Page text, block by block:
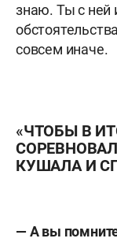
знаю. Ты с ней
совсем иначе.
«ЧТОБЫ В
КУШАЛА И
— А вы